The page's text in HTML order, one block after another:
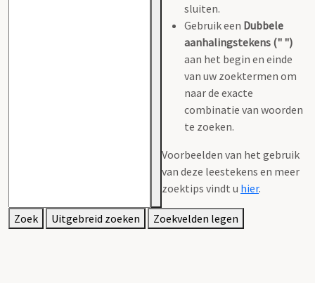
sluiten.
Gebruik een Dubbele
aanhalingstekens (" ")
aan het begin en einde
van uw zoektermen om
naar de exacte
combinatie van woorden
te zoeken.
Voorbeelden van het gebruik
van deze leestekens en meer
zoektips vindt u hier.
Zoek Uitgebreid zoeken Zoekvelden legen